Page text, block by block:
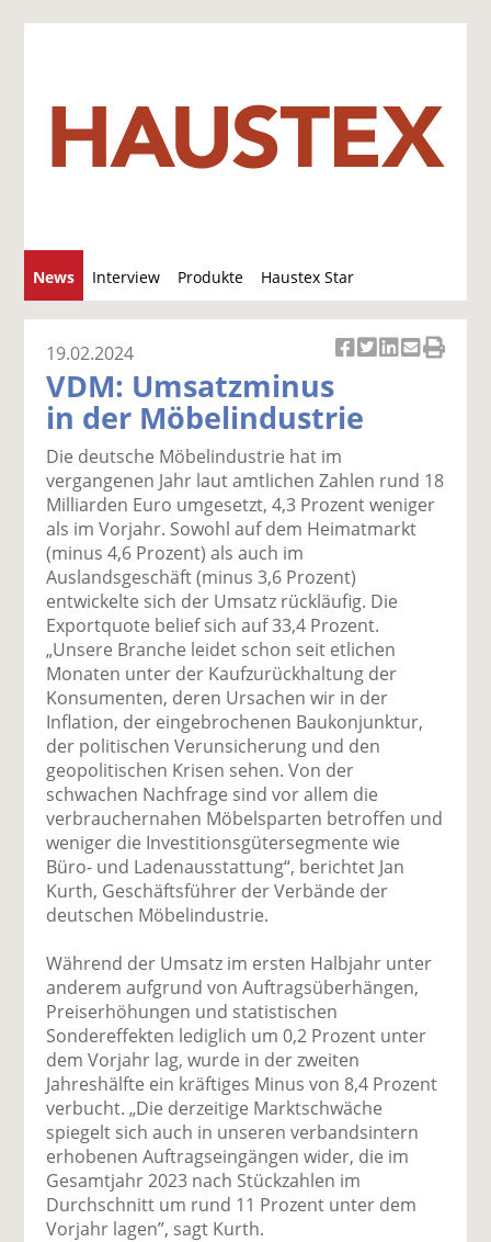
News Interview Produkte Haustex Star
u
c
k
a
uf
F
ac
e
b
o
o
k
te
il
e
n
k
wi
tt
er
uf
Li
n
e
di
te
il
e
n
er
E
m
e
D
ru
ck
19.02.2024
VDM: Umsatzminus
in der Möbelindustrie
Die deutsche Möbelindustrie hat im
vergangenen Jahr laut amtlichen Zahlen rund 18
Milliarden Euro umgesetzt, 4,3 Prozent weniger
als im Vorjahr. Sowohl auf dem Heimatmarkt
(minus 4,6 Prozent) als auch im
Auslandsgeschäft (minus 3,6 Prozent)
entwickelte sich der Umsatz rückläufig. Die
Exportquote belief sich auf 33,4 Prozent.
„Unsere Branche leidet schon seit etlichen
Monaten unter der Kaufzurückhaltung der
Konsumenten, deren Ursachen wir in der
Inflation, der eingebrochenen Baukonjunktur,
der politischen Verunsicherung und den
geopolitischen Krisen sehen. Von der
schwachen Nachfrage sind vor allem die
verbrauchernahen Möbelsparten betroffen und
weniger die Investitionsgütersegmente wie
Büro- und Ladenausstattung“, berichtet Jan
Kurth, Geschäftsführer der Verbände der
deutschen Möbelindustrie.
Während der Umsatz im ersten Halbjahr unter
anderem aufgrund von Auftragsüberhängen,
Preiserhöhungen und statistischen
Sondereffekten lediglich um 0,2 Prozent unter
dem Vorjahr lag, wurde in der zweiten
Jahreshälfte ein kräftiges Minus von 8,4 Prozent
verbucht. „Die derzeitige Marktschwäche
spiegelt sich auch in unseren verbandsintern
erhobenen Auftragseingängen wider, die im
Gesamtjahr 2023 nach Stückzahlen im
Durchschnitt um rund 11 Prozent unter dem
Vorjahr lagen”, sagt Kurth.